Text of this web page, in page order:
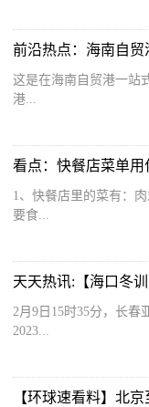
前沿热点：海南自贸
这是在海南自贸港一站
港...
看点：快餐店菜单
1、快餐店里的菜有：
要食...
天天热讯:【海口冬
2月9日15时35分，长春
2023...